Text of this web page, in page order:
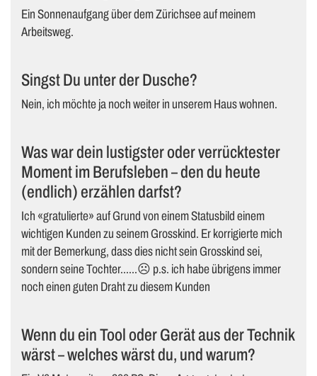
Ein Sonnenaufgang über dem Zürichsee auf meinem
Arbeitsweg.
Singst Du unter der Dusche?
Nein, ich möchte ja noch weiter in unserem Haus wohnen.
Was war dein lustigster oder verrücktester
Moment im Berufsleben – den du heute
(endlich) erzählen darfst?
Ich «gratulierte» auf Grund von einem Statusbild einem
wichtigen Kunden zu seinem Grosskind. Er korrigierte mich
mit der Bemerkung, dass dies nicht sein Grosskind sei,
sondern seine Tochter……☹ p.s. ich habe übrigens immer
noch einen guten Draht zu diesem Kunden
Wenn du ein Tool oder Gerät aus der Technik
wärst – welches wärst du, und warum?